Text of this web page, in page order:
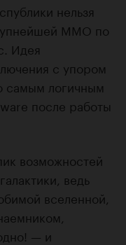
нельзя
MMO по
Идея
с упором
самым логичным
после работы
возможностей
ведь
вселенной,
— и